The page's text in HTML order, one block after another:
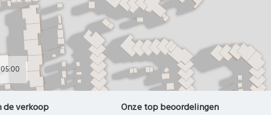
05:00
verkoop Onze top beoordelingen